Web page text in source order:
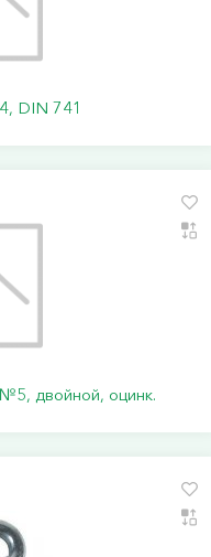
DIN 741
двойной, оцинк.